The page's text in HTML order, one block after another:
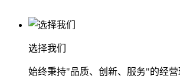
选择我们
始终秉持"品质、创新、服务"的经营